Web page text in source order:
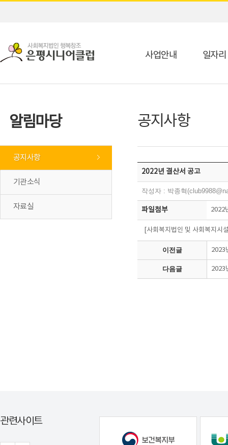
사업안내 일자
알림마당
공지사항
기관소식
자료실
공지사항
2022년 결산서 공고
작성자 : 박종혁
파일첨부 2022
[사회복지법인 및 사회복지시
이전글 2023
다음글 2023
관련사이트